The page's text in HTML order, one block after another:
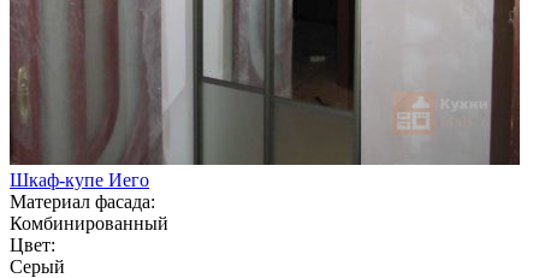
Шкаф-купе Иего
Материал фасада:
Комбинированный
Цвет:
Серый